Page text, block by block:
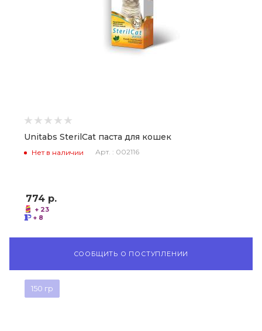
Unitabs SterilCat паста для кошек
Нет в наличии Арт. : 002116
774 р.
+ 23
+ 8
СООБЩИТЬ О ПОСТУПЛЕНИИ
150 гр